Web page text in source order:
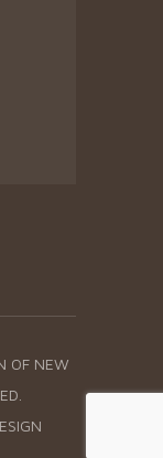
OF NEW